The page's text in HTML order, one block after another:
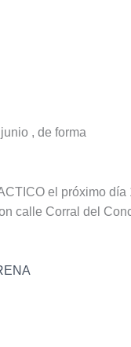
, de forma
el próximo día
calle Corral del